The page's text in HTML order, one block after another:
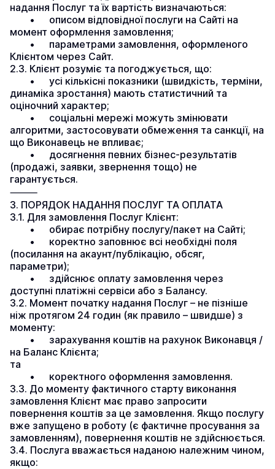
надання Послуг та їх вартість визначаються:
момент оформлення замовлення;
Клієнтом через Сайт.
2.3. Клієнт розуміє та погоджується, що:
динаміка зростання) мають статистичний та
оціночний характер;
алгоритми, застосовувати обмеження та санкції, на
що Виконавець не впливає;
(продажі, заявки, звернення тощо) не
гарантується.
⸻
3. ПОРЯДОК НАДАННЯ ПОСЛУГ ТА ОПЛАТА
3.1. Для замовлення Послуг Клієнт:
	•	обирає потрібну послугу/пакет на Сайті;
(посилання на акаунт/публікацію, обсяг,
параметри);
доступні платіжні сервіси або з Балансу.
3.2. Момент початку надання Послуг – не пізніше
ніж протягом 24 годин (як правило – швидше) з
моменту:
на Баланс Клієнта;
та
	•	коректного оформлення замовлення.
3.3. До моменту фактичного старту виконання
замовлення Клієнт має право запросити
повернення коштів за це замовлення. Якщо послугу
вже запущено в роботу (є фактичне просування за
замовленням), повернення коштів не здійснюється.
3.4. Послуга вважається наданою належним чином,
якщо: